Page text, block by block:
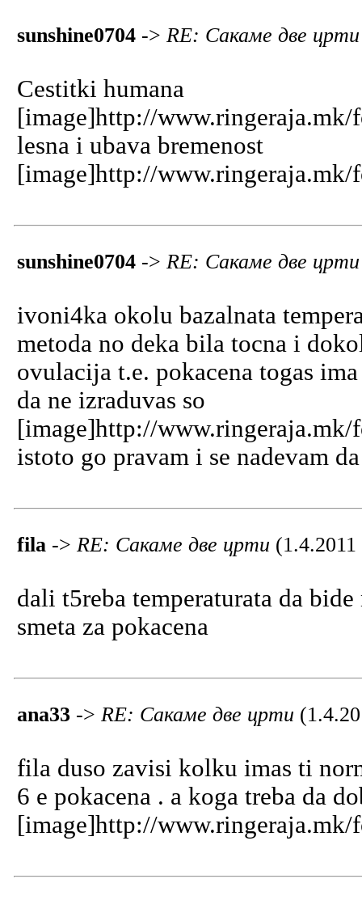
sunshine0704 -> RE: Сакаме две
Cestitki humana
[image]http://
lesna i ubava bremenost
[image]http://
sunshine0704 -> RE: Сакаме две
ivoni4ka okolu bazalnata
metoda no deka bila tocna i
ovulacija t.e. pokacena togas
da ne izraduvas so
[image]http://
istoto go pravam i se nadevam
fila -> RE: Сакаме две црти
dali t5reba temperaturata da bide
smeta za pokacena
ana33 -> RE: Сакаме две црти
fila duso zavisi kolku imas ti
6 e pokacena . a koga treba da
[image]http://